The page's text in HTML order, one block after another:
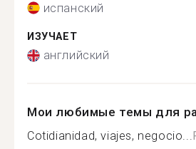
испанский
ИЗУЧАЕТ
английский
Мои любимые темы для
Cotidianidad, viajes, negocio...